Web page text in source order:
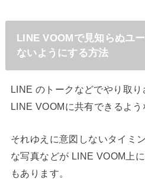
LINE VOOMで見知らぬユ
ないようにする方法
LINE のトークなどでやり取
LINE VOOMに共有できるよう
それゆえに意図しないタイミ
な写真などが LINE VOOM上
もあります。